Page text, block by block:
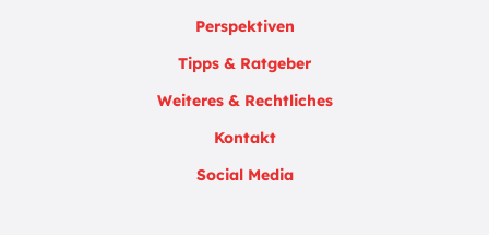
Perspektiven
Tipps & Ratgeber
Weiteres & Rechtliches
Kontakt
Social Media